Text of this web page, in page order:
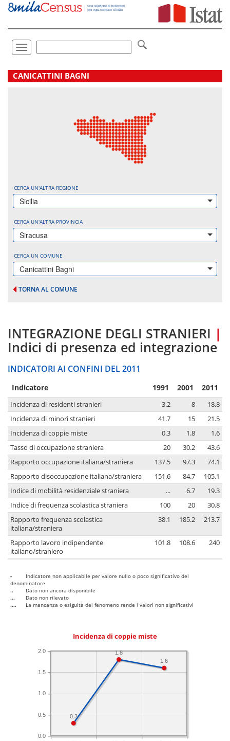
Vai
direttamente
Toggle
navigation
.
CANICATTINI BAGNI
CERCA UN'ALTRA REGIONE
Sicilia
CERCA UN'ALTRA PROVINCIA
Siracusa
CERCA UN COMUNE
Canicattini Bagni
TORNA AL COMUNE
INTEGRAZIONE DEGLI STRANIERI |
Indici di presenza ed integrazione
INDICATORI AI CONFINI DEL 2011
Indicatore 1991 2001 2011
Incidenza di residenti stranieri 3.2 8
18.8
Incidenza di minori stranieri
41.7 15
21.5
Incidenza di coppie miste
0.3 1.8
1.6
Tasso di occupazione straniera
20 30.2
43.6
Rapporto occupazione italiana/straniera
137.5 97.3
74.1
Rapporto disoccupazione italiana/straniera
151.6 84.7
105.1
Indice di mobilità residenziale straniera
... 6.7
19.3
Indice di frequenza scolastica straniera
100 20
30.8
Rapporto frequenza scolastica
italiana/straniera
38.1 185.2 213.7
Rapporto lavoro indipendente
italiano/straniero
101.8 108.6 240
-
Indicatore non applicabile per valore nullo o poco significativo del
denominatore
..
Dato non ancora disponibile
...
Dato non rilevato
....
La mancanza o esiguità del fenomeno rende i valori non significativi
Incidenza di coppie miste
0.0
0.5
1.0
1.5
2.0
1.6
1.8
0.3